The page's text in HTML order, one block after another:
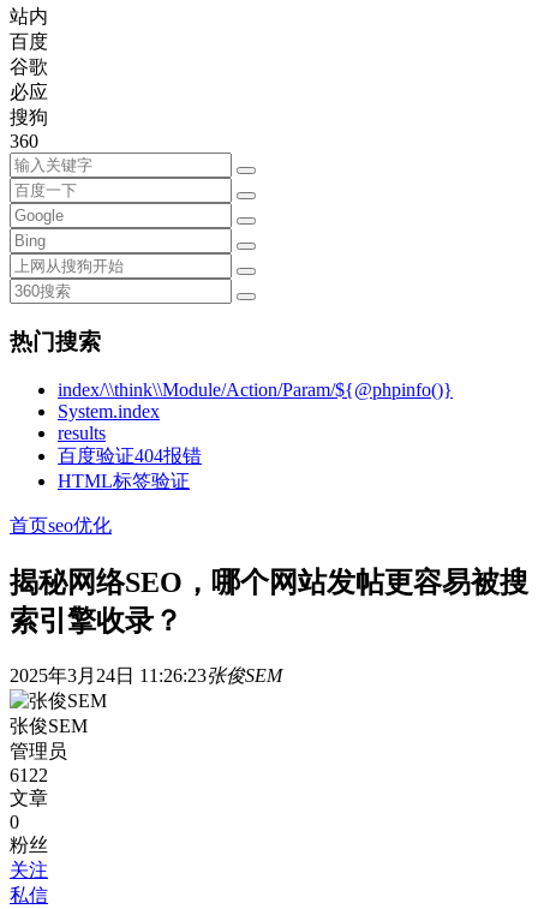
站内
百度
谷歌
必应
搜狗
360
热门搜索
index/\\think\\Module/Action/Param/${@phpinfo()}
System.index
results
百度验证404报错
HTML标签验证
首页seo优化
揭秘网络SEO，哪个网站发帖更容易被搜
索引擎收录？
2025年3月24日 11:26:23张俊SEM
张俊SEM
管理员
6122
文章
0
粉丝
关注
私信